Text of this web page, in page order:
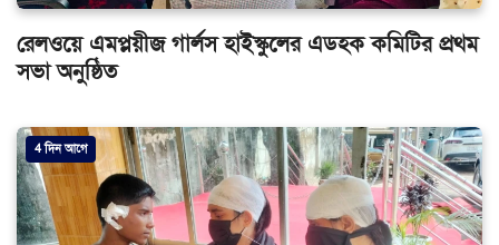
রেলওয়ে এমপ্লয়ীজ গার্লস হাইস্কুলের এডহক কমিটির প্রথম
সভা অনুষ্ঠিত
4 দিন আগে